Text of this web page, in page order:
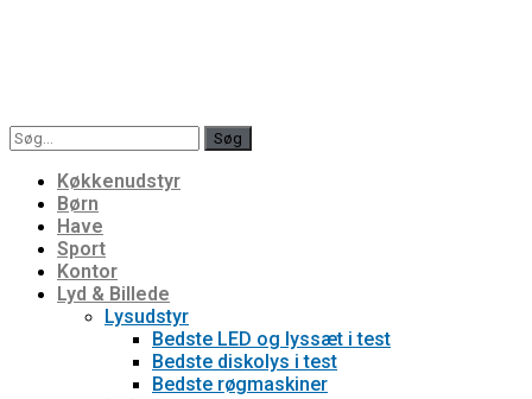
Søg
Køkkenudstyr
Børn
Have
Sport
Kontor
Lyd & Billede
Lysudstyr
Bedste LED og lyssæt i test
Bedste diskolys i test
Bedste røgmaskiner